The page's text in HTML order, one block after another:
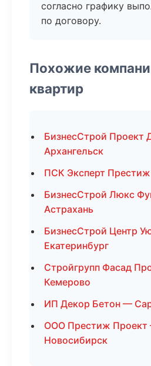
согласно графику
по договору.
Похожие
квартир
БизнесСтрой Проект
Архангельск
ПСК Эксперт
БизнесСтрой Люкс
Астрахань
БизнесСтрой Центр
Екатеринбург
Стройгрупп Фасад
Кемерово
ИП Декор Бетон —
ООО Престиж
Новосибирск